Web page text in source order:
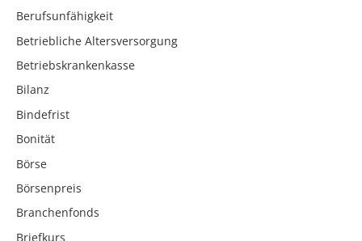
Berufsunfähigkeit
Betriebliche Altersversorgung
Betriebskrankenkasse
Bilanz
Bindefrist
Bonität
Börse
Börsenpreis
Branchenfonds
Briefkurs